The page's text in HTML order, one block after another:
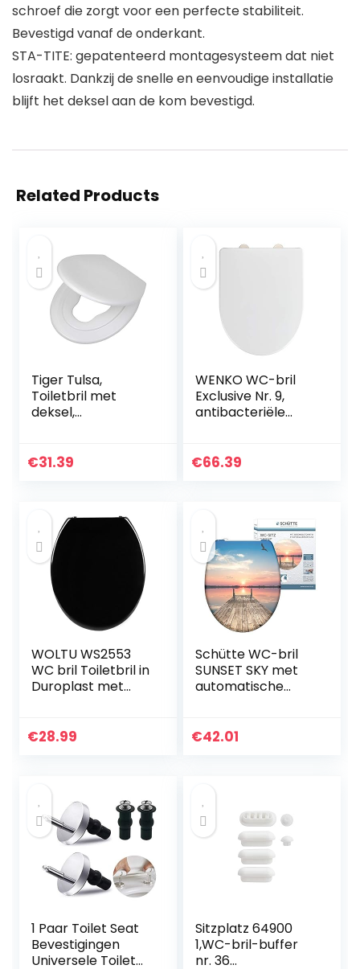
schroef die zorgt voor een perfecte stabiliteit.
Bevestigd vanaf de onderkant.
STA-TITE: gepatenteerd montagesysteem dat niet
losraakt. Dankzij de snelle en eenvoudige installatie
blijft het deksel aan de kom bevestigd.
Related Products
Tiger Tulsa,
Toiletbril met
deksel,
€31.39
WENKO WC-bril
Exclusive Nr. 9,
antibacteriële
me
€66.39
WOLTU WS2553
WC bril Toiletbril in
Duroplast met
afdekking met
€28.99
Schütte WC-bril
SUNSET SKY met
automatische
motief en
€42.01
1 Paar Toilet Seat
Bevestigingen
Universele Toilet
Sitzplatz 64900
1,WC-bril-buffer
nr. 36